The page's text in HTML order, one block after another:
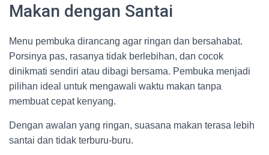
Makan dengan Santai
Menu pembuka dirancang agar ringan dan bersahabat.
Porsinya pas, rasanya tidak berlebihan, dan cocok
dinikmati sendiri atau dibagi bersama. Pembuka menjadi
pilihan ideal untuk mengawali waktu makan tanpa
membuat cepat kenyang.
Dengan awalan yang ringan, suasana makan terasa lebih
santai dan tidak terburu-buru.